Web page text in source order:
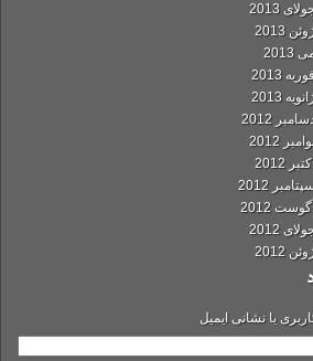
2012
2012
یا نشانی ایمیل